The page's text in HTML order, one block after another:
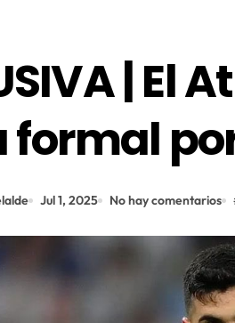
| El
Jul 1, 2025 No hay comentarios